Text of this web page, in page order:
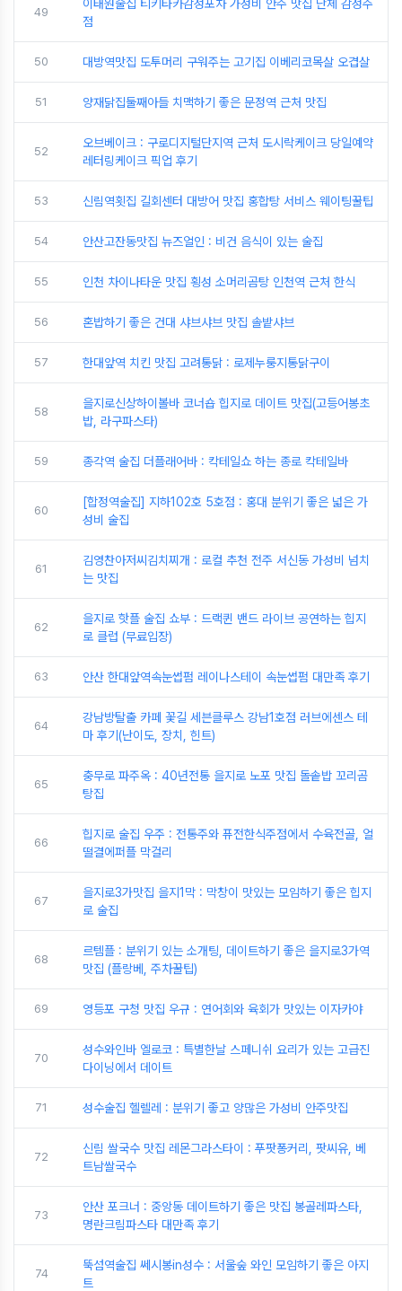
49
이태원술집 티키타카감성포차 가성비 안주 맛집 단체 감성주
점
50 대방역맛집 도투머리 구워주는 고기집 이베리코목살 오겹살
51 양재닭집둘째아들 치맥하기 좋은 문정역 근처 맛집
52
오브베이크 : 구로디지털단지역 근처 도시락케이크 당일예약
레터링케이크 픽업 후기
53 신림역횟집 길회센터 대방어 맛집 홍합탕 서비스 웨이팅꿀팁
54 안산고잔동맛집 뉴즈얼인 : 비건 음식이 있는 술집
55 인천 차이나타운 맛집 횡성 소머리곰탕 인천역 근처 한식
56 혼밥하기 좋은 건대 샤브샤브 맛집 솔밭샤브
57 한대앞역 치킨 맛집 고려통닭 : 로제누룽지통닭구이
58
을지로신상하이볼바 코너숍 힙지로 데이트 맛집(고등어봉초
밥, 라구파스타)
59 종각역 술집 더플래어바 : 칵테일쇼 하는 종로 칵테일바
60
[합정역술집] 지하102호 5호점 : 홍대 분위기 좋은 넓은 가
성비 술집
61
김영찬아저씨김치찌개 : 로컬 추천 전주 서신동 가성비 넘치
는 맛집
62
을지로 핫플 술집 쇼부 : 드랙퀸 밴드 라이브 공연하는 힙지
로 클럽 (무료입장)
63 안산 한대앞역속눈썹펌 레이나스테이 속눈썹펌 대만족 후기
64
강남방탈출 카페 꽃길 세븐클루스 강남1호점 러브에센스 테
마 후기(난이도, 장치, 힌트)
65
충무로 파주옥 : 40년전통 을지로 노포 맛집 돌솥밥 꼬리곰
탕집
66
힙지로 술집 우주 : 전통주와 퓨전한식주점에서 수육전골, 얼
떨결에퍼플 막걸리
67
을지로3가맛집 을지1막 : 막창이 맛있는 모임하기 좋은 힙지
로 술집
68
르템플 : 분위기 있는 소개팅, 데이트하기 좋은 을지로3가역
맛집 (플랑베, 주차꿀팁)
69 영등포 구청 맛집 우규 : 연어회와 육회가 맛있는 이자카야
70
성수와인바 엘로코 : 특별한날 스페니쉬 요리가 있는 고급진
다이닝에서 데이트
71 성수술집 헬렐레 : 분위기 좋고 양많은 가성비 안주맛집
72
신림 쌀국수 맛집 레몬그라스타이 : 푸팟퐁커리, 팟씨유, 베
트남쌀국수
73
안산 포크너 : 중앙동 데이트하기 좋은 맛집 봉골레파스타,
명란크림파스타 대만족 후기
74
뚝섬역술집 쎄시봉in성수 : 서울숲 와인 모임하기 좋은 아지
트